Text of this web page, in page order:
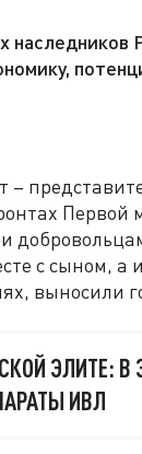
наследников
–
с сыном, а
выносили
ЭЛИТЕ:
ИВЛ